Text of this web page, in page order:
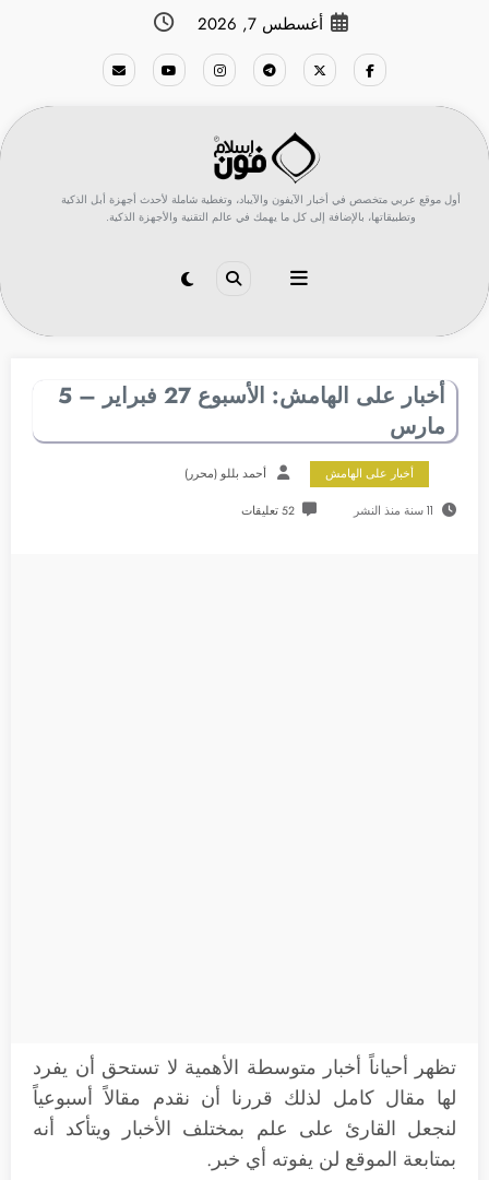
أغسطس 7, 2026
أول موقع عربي متخصص في أخبار الآيفون والآيباد، وتغطية شاملة لأحدث أجهزة أبل الذكية
وتطبيقاتها، بالإضافة إلى كل ما يهمك في عالم التقنية والأجهزة الذكية.
أخبار على الهامش: الأسبوع 27 فبراير – 5
مارس
أخبار على الهامش أحمد بللو (محرر)
11 سنة منذ النشر 52 تعليقات
تظهر أحياناً أخبار متوسطة الأهمية لا تستحق أن يفرد
لها مقال كامل لذلك قررنا أن نقدم مقالاً أسبوعياً
لنجعل القارئ على علم بمختلف الأخبار ويتأكد أنه
بمتابعة الموقع لن يفوته أي خبر.